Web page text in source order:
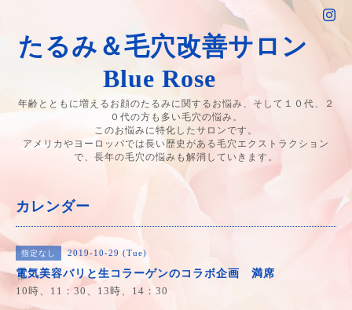
たるみ＆毛穴改善サロン
Blue Rose
年齢とともに増えるお顔のたるみに関するお悩み、そして１０代、２
０代の方も多い毛穴の悩み。
このお悩みに特化したサロンです。
アメリカやヨーロッパでは長い歴史がある毛穴エクストラクション
で、長年の毛穴の悩みも解消していきます。
カレンダー
指定なし 2019-10-29 (Tue)
電気美容バリと生コラーゲンのコラボ企画 満席
10時、11：30、13時、14：30